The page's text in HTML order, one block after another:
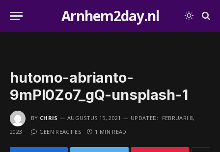
Arnhem2day.nl
hutomo-abrianto-
9mPl0Zo7_gQ-unsplash-1
BY CHRIS AUGUSTUS 15, 2021 UPDATED:
FEBRUARI 8,
2023
GEEN REACTIES 1 MIN READ